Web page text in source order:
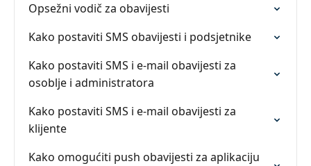
Opsežni vodič za obavijesti
Kako postaviti SMS obavijesti i podsjetnike
Kako postaviti SMS i e-mail obavijesti za
osoblje i administratora
Kako postaviti SMS i e-mail obavijesti za
klijente
Kako omogućiti push obavijesti za aplikaciju